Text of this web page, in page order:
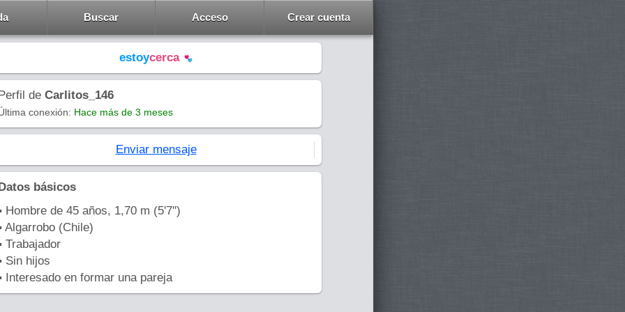
Buscar Acceso Crear cuenta
estoycerca
de Carlitos_146
conexión: Hace más de 3 meses
Enviar mensaje
básicos
Hombre de 45 años, 1,70 m (5'7'')
Algarrobo (Chile)
Trabajador
Sin hijos
Interesado en formar una pareja